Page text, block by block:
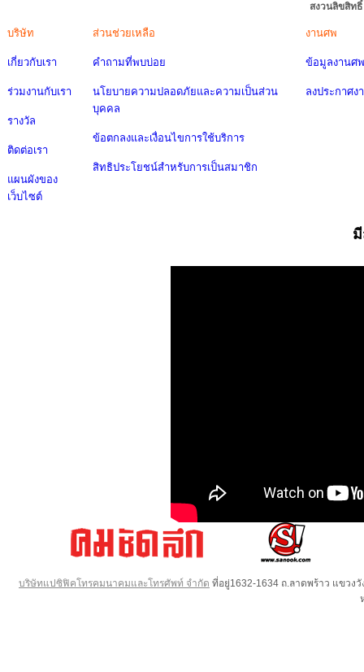
สงวนลิขสิท
บริษัท
เกี่ยวกับเรา
ร่วมงานกับเรา
รางวัล
ติดต่อเรา
แผนผังของ
เว็บไซต์
ส่วนช่วยเหลือ
คำถามที่พบบ่อย
นโยบายความปลอดภัยและความเป็นส่วน
บุคคล
ข้อตกลงและเงื่อนไขการใช้บริการ
สิทธิประโยชน์สำหรับการเป็นสมาชิก
งานศพ
ข้อมูลงานศพ
ลงประกาศง
บริษัทแปซิฟิคโทรคมนาคมและโทรศัพท์ จำกัด ที่อยู่1632-1634 ถ.ลาดพร้าว แขวง